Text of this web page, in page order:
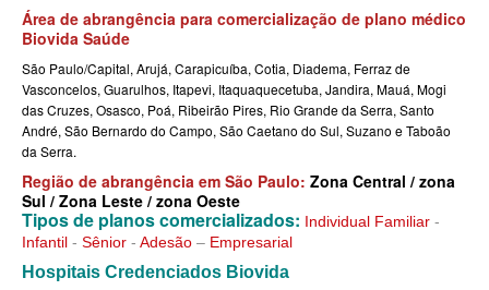
MEDICAL HEALTH PLANO DE SAÚDE EMPRESARIAL
NEXT SEISA PLANO DE SAÚDE EMPRESARIAL
NOTREDAME PLANO DE SAÚDE EMPRESARIAL
ONE HEALTH PLANO DE SAÚDE EMPRESARIAL
PLENA PLANO DE SAÚDE EMPRESARIAL
Área de abrangência para comercialização de plano médico
Biovida Saúde
São Paulo/Capital, Arujá, Carapicuíba, Cotia, Diadema, Ferraz de
Vasconcelos, Guarulhos, Itapevi, Itaquaquecetuba, Jandira, Mauá, Mogi
das Cruzes, Osasco, Poá, Ribeirão Pires, Rio Grande da Serra, Santo
André, São Bernardo do Campo, São Caetano do Sul, Suzano e Taboão
da Serra.
Região de abrangência em São Paulo: Zona Central / zona
Sul / Zona Leste / zona Oeste
Tipos de planos comercializados: Individual Familiar -
Infantil - Sênior - Adesão – Empresarial
Hospitais Credenciados Biovida